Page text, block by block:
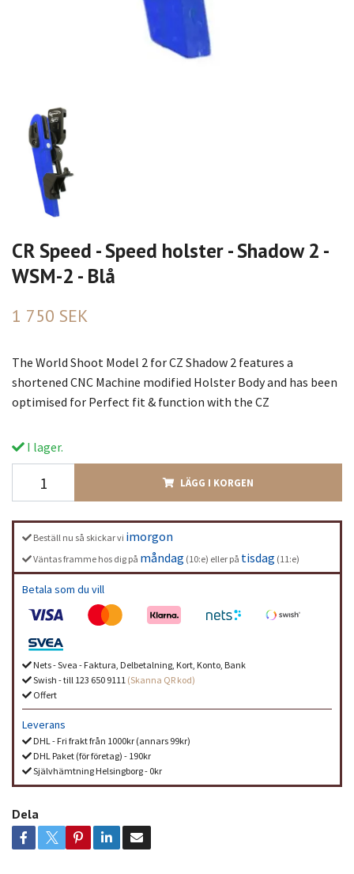
CR Speed - Speed holster - Shadow 2 -
WSM-2 - Blå
1 750 SEK
The World Shoot Model 2 for CZ Shadow 2 features a
shortened CNC Machine modified Holster Body and has been
optimised for Perfect fit & function with the CZ
I lager.
LÄGG I KORGEN
Beställ nu så skickar vi imorgon
Väntas framme hos dig på måndag (10:e) eller på tisdag (11:e)
Betala som du vill
Nets - Svea - Faktura, Delbetalning, Kort, Konto, Bank
Swish - till 123 650 9111 (Skanna QR kod)
Offert
Leverans
DHL - Fri frakt från 1000kr (annars 99kr)
DHL Paket (för företag) - 190kr
Självhämtning Helsingborg - 0kr
Dela